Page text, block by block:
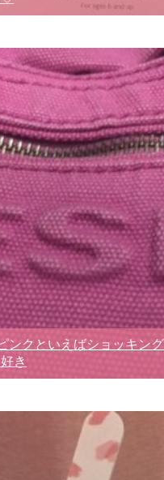
ンクといえばショッキン
き